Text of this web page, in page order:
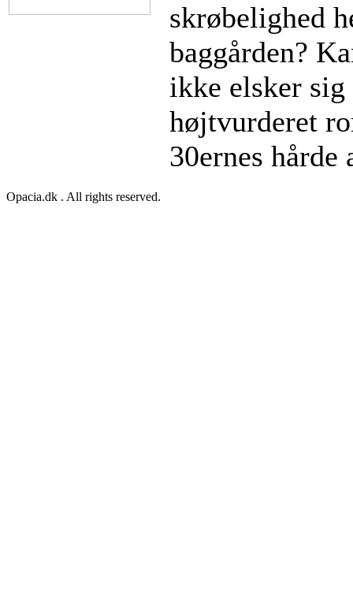
skrøbelighed
baggården?
ikke elsker sig
højtvurderet
30ernes
Opacia.dk . All rights reserved.